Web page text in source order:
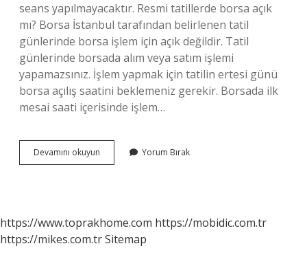
seans yapılmayacaktır. Resmi tatillerde borsa açık
mı? Borsa İstanbul tarafından belirlenen tatil
günlerinde borsa işlem için açık değildir. Tatil
günlerinde borsada alım veya satım işlemi
yapamazsınız. İşlem yapmak için tatilin ertesi günü
borsa açılış saatini beklemeniz gerekir. Borsada ilk
mesai saati içerisinde işlem…
Devamını okuyun
Mayıs
Yorum Bırak
https://www.toprakhome.com https://mobidic.com.tr
https://mikes.com.trSitemap